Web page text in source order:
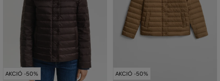
AKCIÓ -50% AKCIÓ -50%